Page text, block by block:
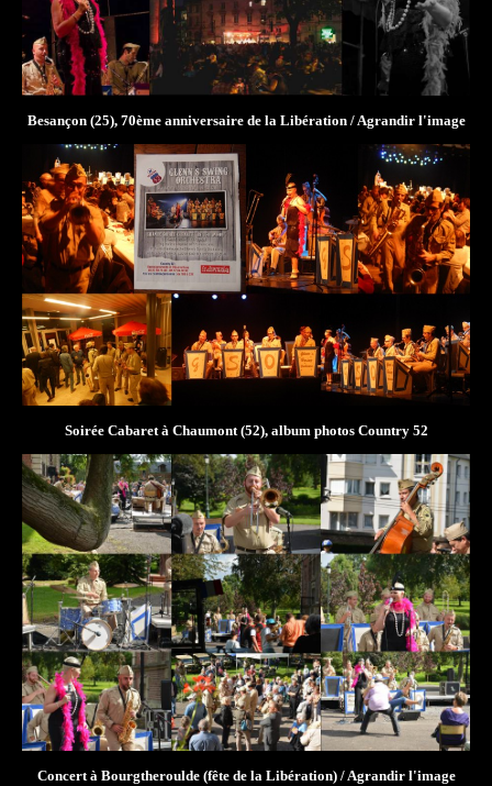
Besançon (25), 70ème anniversaire de la Libération/Agrandir l'image
Soirée Cabaret à Chaumont (52), album photos Country 52
Concert à Bourgtheroulde (fête de la Libération) /Agrandir l'image